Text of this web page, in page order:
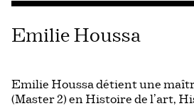
Emilie Houssa
Emilie Houssa détient une
(Master 2) en Histoire de l’art,